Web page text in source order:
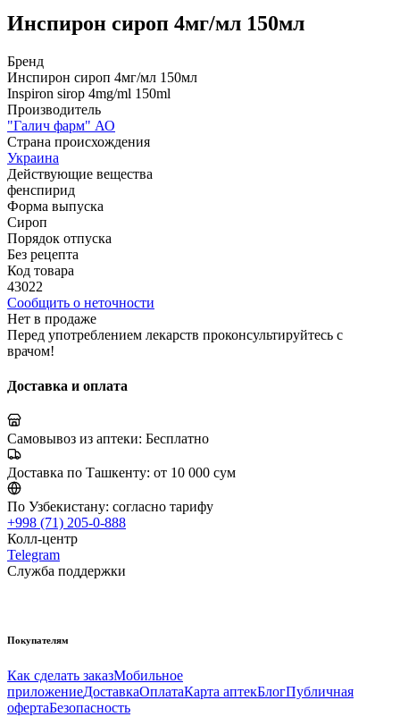
Инспирон сироп 4мг/мл 150мл
Бренд
Инспирон сироп 4мг/мл 150мл
Inspiron sirop 4mg/ml 150ml
Производитель
"Галич фарм" АО
Страна происхождения
Украина
Действующие вещества
фенспирид
Форма выпуска
Сироп
Порядок отпуска
Без рецепта
Код товара
43022
Сообщить о неточности
Нет в продаже
Перед употреблением лекарств проконсультируйтесь с
врачом!
Доставка и оплата
Самовывоз из аптеки: Бесплатно
Доставка по Ташкенту: от 10 000 сум
По Узбекистану: согласно тарифу
+998 (71) 205-0-888
Колл-центр
Telegram
Служба поддержки
Покупателям
Как сделать заказМобильное
приложениеДоставкаОплатаКарта аптекБлогПубличная
офертаБезопасность